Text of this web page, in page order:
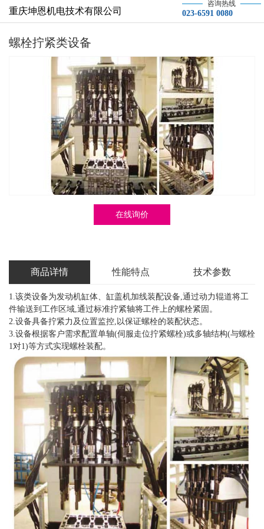
重庆坤恩机电技术有限公司
咨询热线
023-6591 0080
螺栓拧紧类设备
在线询价
商品详情 性能特点 技术参数
1.该类设备为发动机缸体、缸盖机加线装配设备,通过动力辊道将工
件输送到工作区域,通过标准拧紧轴将工件上的螺栓紧固。
2.设备具备拧紧力及位置监控,以保证螺栓的装配状态。
3.设备根据客户需求配置单轴(伺服走位拧紧螺栓)或多轴结构(与螺栓
1对1)等方式实现螺栓装配。